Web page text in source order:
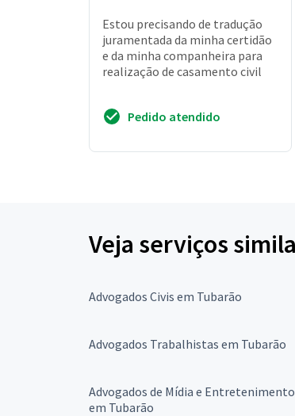
Estou precisando de tradução
juramentada da minha certidão
e da minha companheira para
realização de casamento civil
Pedido atendido
Veja serviços
Advogados Civis em Tubarão
Advogados Trabalhistas em Tubarão
Advogados de Mídia e Entretenimento
em Tubarão